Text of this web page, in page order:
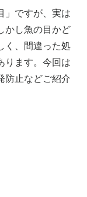
」ですが、実は
かし魚の目かど
く、間違った処
ります。今回は
防止などご紹介